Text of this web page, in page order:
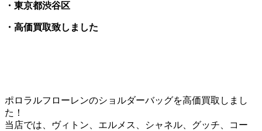
・東京都渋谷区
・高価買取致しました
ポロラルフローレンのショルダーバッグを高価買取しまし
た！
当店では、ヴィトン、エルメス、シャネル、グッチ、コー